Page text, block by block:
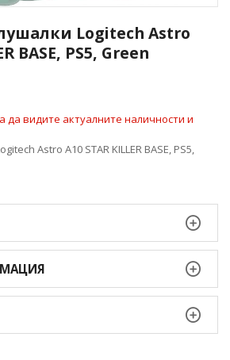
Logitech Astro
BASE, PS5, Green
да видите актуалните наличности и
Astro A10 STAR KILLER BASE, PS5,